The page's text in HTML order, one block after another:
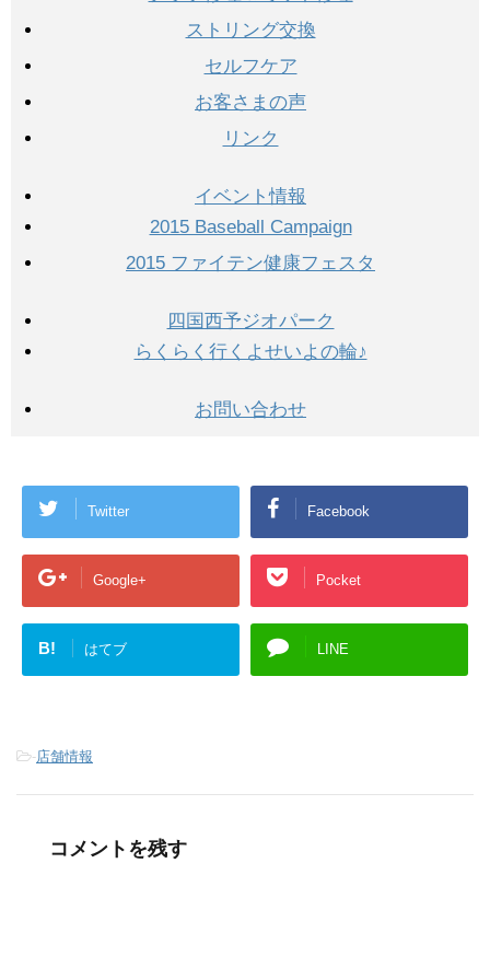
ストリング交換
セルフケア
お客さまの声
リンク
イベント情報
2015 Baseball Campaign
2015 ファイテン健康フェスタ
四国西予ジオパーク
らくらく行くよせいよの輪♪
お問い合わせ
Twitter Facebook
Google+ Pocket
B! はてブ LINE
-店舗情報
コメントを残す